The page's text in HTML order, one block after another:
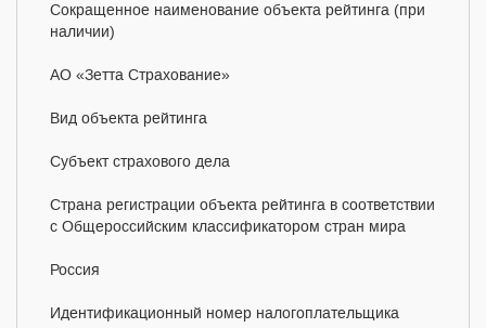
Сокращенное наименование объекта рейтинга (при
наличии)
АО «Зетта Страхование»
Вид объекта рейтинга
Субъект страхового дела
Страна регистрации объекта рейтинга в соответствии
c Общероссийским классификатором стран мира
Россия
Идентификационный номер налогоплательщика